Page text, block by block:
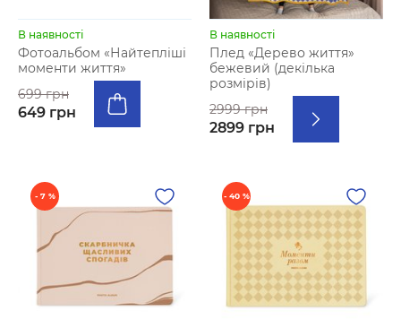
В наявності
Фотоальбом «Найтепліші
моменти життя»
699 грн
649 грн
В наявності
Плед «Дерево життя»
бежевий (декілька
розмірів)
2999 грн
2899 грн
- 7 % - 40 %